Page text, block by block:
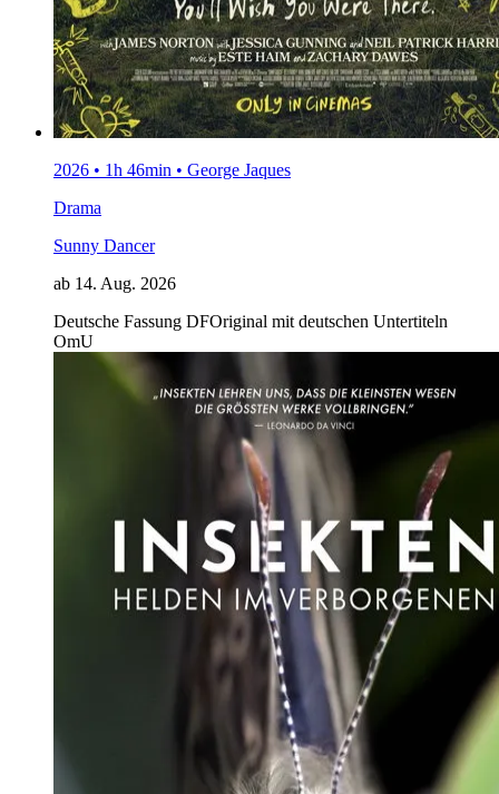
2026 • 1h 46min • George Jaques
Drama
Sunny Dancer
ab 14. Aug. 2026
Deutsche Fassung DFOriginal mit deutschen Untertiteln
OmU